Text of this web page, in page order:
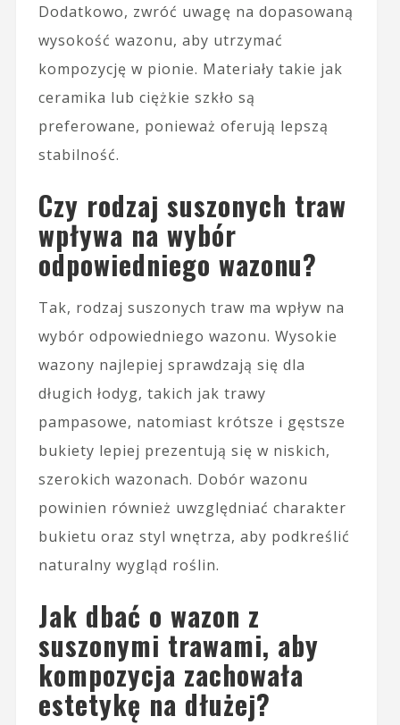
Dodatkowo, zwróć uwagę na dopasowaną
wysokość wazonu, aby utrzymać
kompozycję w pionie. Materiały takie jak
ceramika lub ciężkie szkło są
preferowane, ponieważ oferują lepszą
stabilność.
Czy rodzaj suszonych traw
wpływa na wybór
odpowiedniego wazonu?
Tak, rodzaj suszonych traw ma wpływ na
wybór odpowiedniego wazonu. Wysokie
wazony najlepiej sprawdzają się dla
długich łodyg, takich jak trawy
pampasowe, natomiast krótsze i gęstsze
bukiety lepiej prezentują się w niskich,
szerokich wazonach. Dobór wazonu
powinien również uwzględniać charakter
bukietu oraz styl wnętrza, aby podkreślić
naturalny wygląd roślin.
Jak dbać o wazon z
suszonymi trawami, aby
kompozycja zachowała
estetykę na dłużej?